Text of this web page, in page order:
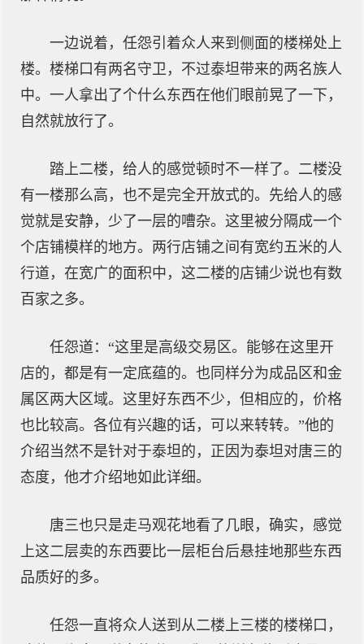
一边说着，任怨引着众人来到侧面的楼梯处上
楼。楼梯口有两名守卫，不过泰坦带来的两名族人
中。一人拿出了个什么东西在他们眼前晃了一下，
自然就放行了。
踏上二楼，给人的感觉顿时不一样了。二楼没
有一楼那么高，也不是完全开放式的。先给人的感
觉就是安静，少了一层的嘈杂。这里被分隔成一个
个店铺模样的地方。两行店铺之间有宽约五米的人
行道，在宽广的面积中，这二楼的店铺少说也有数
百家之多。
任怨道：“这里是高级交易区。能够在这里开
店的，都是有一定底蕴的。也同样分为成品区和金
属区两大区域。这里好东西不少，但相应的，价格
也比较高。各位有兴趣的话，可以来转转。”他的
介绍当然不是针对于泰坦的，正因为泰坦对唐三的
态度，他才介绍地如此详细。
唐三也只是走马观花地看了几眼，确实，感觉
上这二层卖的东西要比一层柜台后悬挂地那些东西
品质好的多。
任怨一直将众人送到从二楼上三楼的楼梯口，